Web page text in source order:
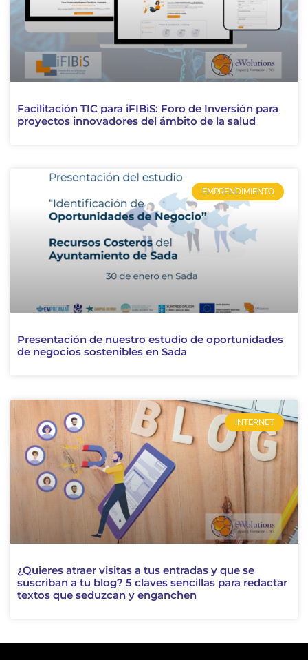
Facilitación TIC para iFIBiS: Foro de Inversión para
proyectos innovadores del ámbito de la salud
EMPRENDIMIENTO
Presentación de nuestro estudio de oportunidades
de negocios sostenibles en Sada
INTERNET
¿Quieres atraer visitas a tus entradas y que se
suscriban a tu blog? 5 claves sencillas para redactar
textos que seduzcan y enganchen